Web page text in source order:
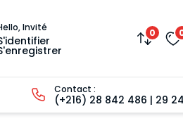
Invité 0
Contact :
(+216) 28 842 486 | 29